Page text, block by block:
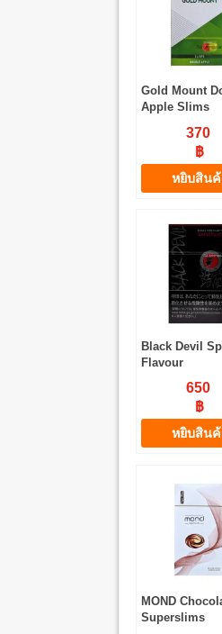
Gold Mount
Apple Slims
370
฿
หยิบสิน
Black Devil
Flavour
650
฿
หยิบสิน
MOND
Superslims